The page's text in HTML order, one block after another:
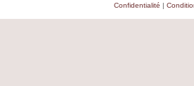
Confidentialité |